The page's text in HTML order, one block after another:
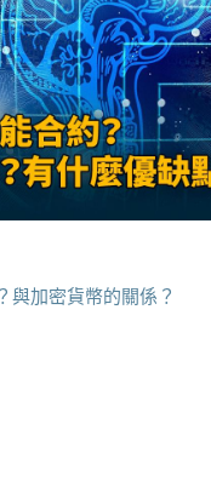
與加密貨幣的關係？